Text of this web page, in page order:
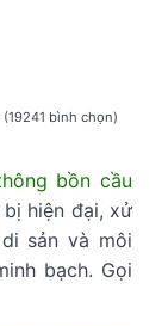
bình chọn)
bồn cầu
hiện đại, xử
sản và môi
bạch. Gọi